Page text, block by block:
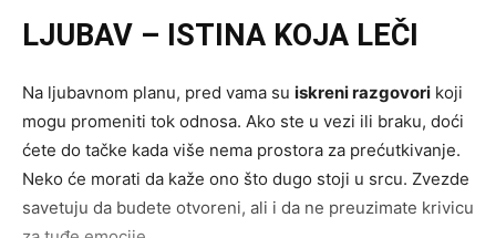
LJUBAV – ISTINA KOJA LEČI
Na ljubavnom planu, pred vama su iskreni razgovori koji
mogu promeniti tok odnosa. Ako ste u vezi ili braku, doći
ćete do tačke kada više nema prostora za prećutkivanje.
Neko će morati da kaže ono što dugo stoji u srcu. Zvezde
savetuju da budete otvoreni, ali i da ne preuzimate krivicu